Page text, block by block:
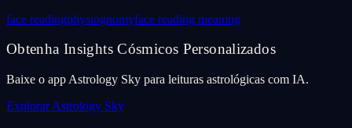
face readingphysiognomyface reading meaning
Obtenha Insights Cósmicos Personalizados
Baixe o app Astrology Sky para leituras astrológicas com IA.
Explorar Astrology Sky